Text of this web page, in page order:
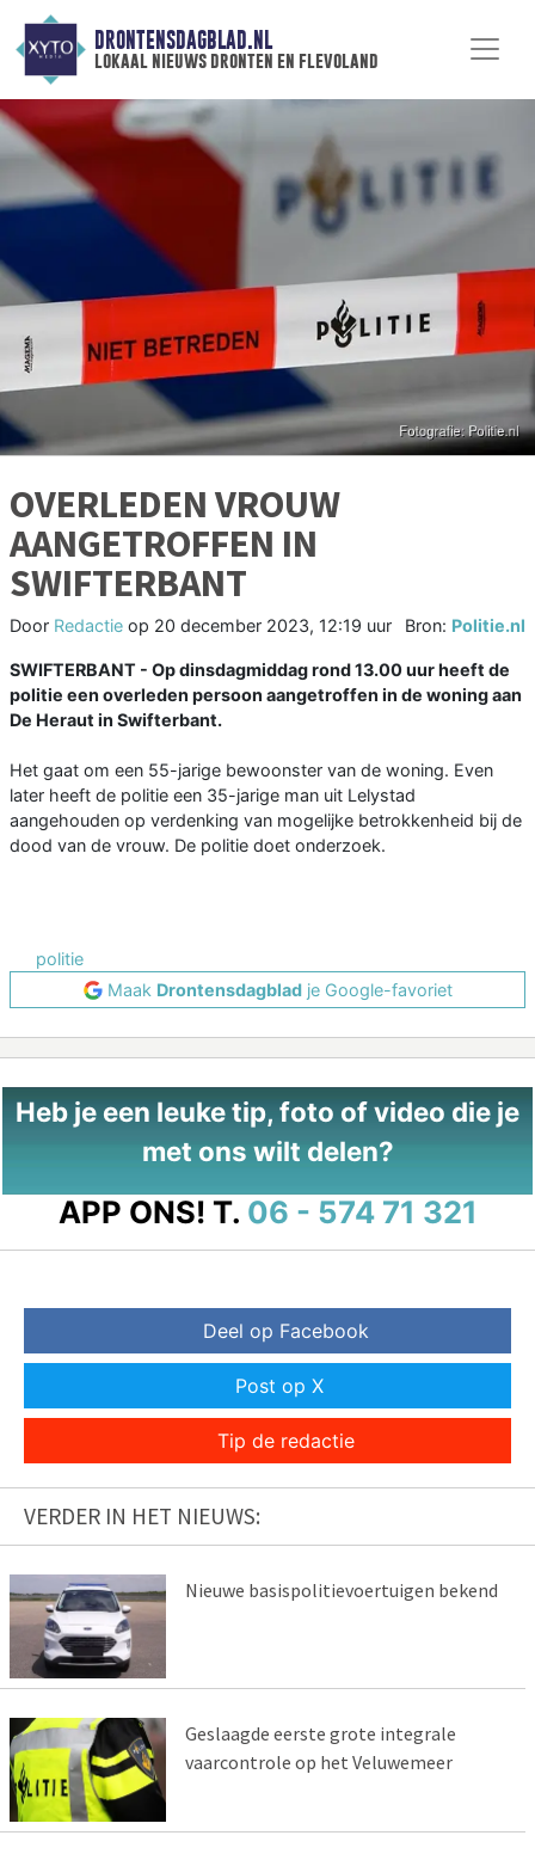
DRONTENSDAGBLAD.NL
lokaal nieuws dronten en flevoland
OVERLEDEN VROUW
AANGETROFFEN IN
SWIFTERBANT
Door Redactie op 20 december 2023, 12:19 uur Bron: Politie.nl
SWIFTERBANT - Op dinsdagmiddag rond 13.00 uur heeft de
politie een overleden persoon aangetroffen in de woning aan
De Heraut in Swifterbant.
Het gaat om een 55-jarige bewoonster van de woning. Even
later heeft de politie een 35-jarige man uit Lelystad
aangehouden op verdenking van mogelijke betrokkenheid bij de
dood van de vrouw. De politie doet onderzoek.
politie
Maak Drontensdagbladje Google-favoriet
Heb je een leuke tip, foto of video die je
met ons wilt delen?
APP ONS! T. 06 - 574 71 321
Deel op Facebook
Post op X
Tip de redactie
VERDER IN HET NIEUWS:
Nieuwe basispolitievoertuigen bekend
Geslaagde eerste grote integrale
vaarcontrole op het Veluwemeer